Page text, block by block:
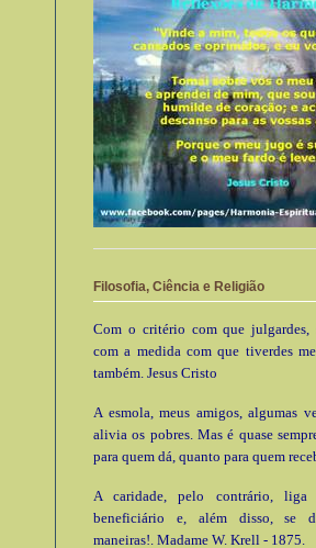
Filosofia, Ciência e Religião
Com o critério com que julgardes,
com a medida com que tiverdes
também. Jesus Cristo
A esmola, meus amigos, algumas
alivia os pobres. Mas é quase
para quem dá, quanto para quem
A caridade, pelo contrário,
beneficiário e, além disso, se
maneiras!. Madame W. Krell - 1875.